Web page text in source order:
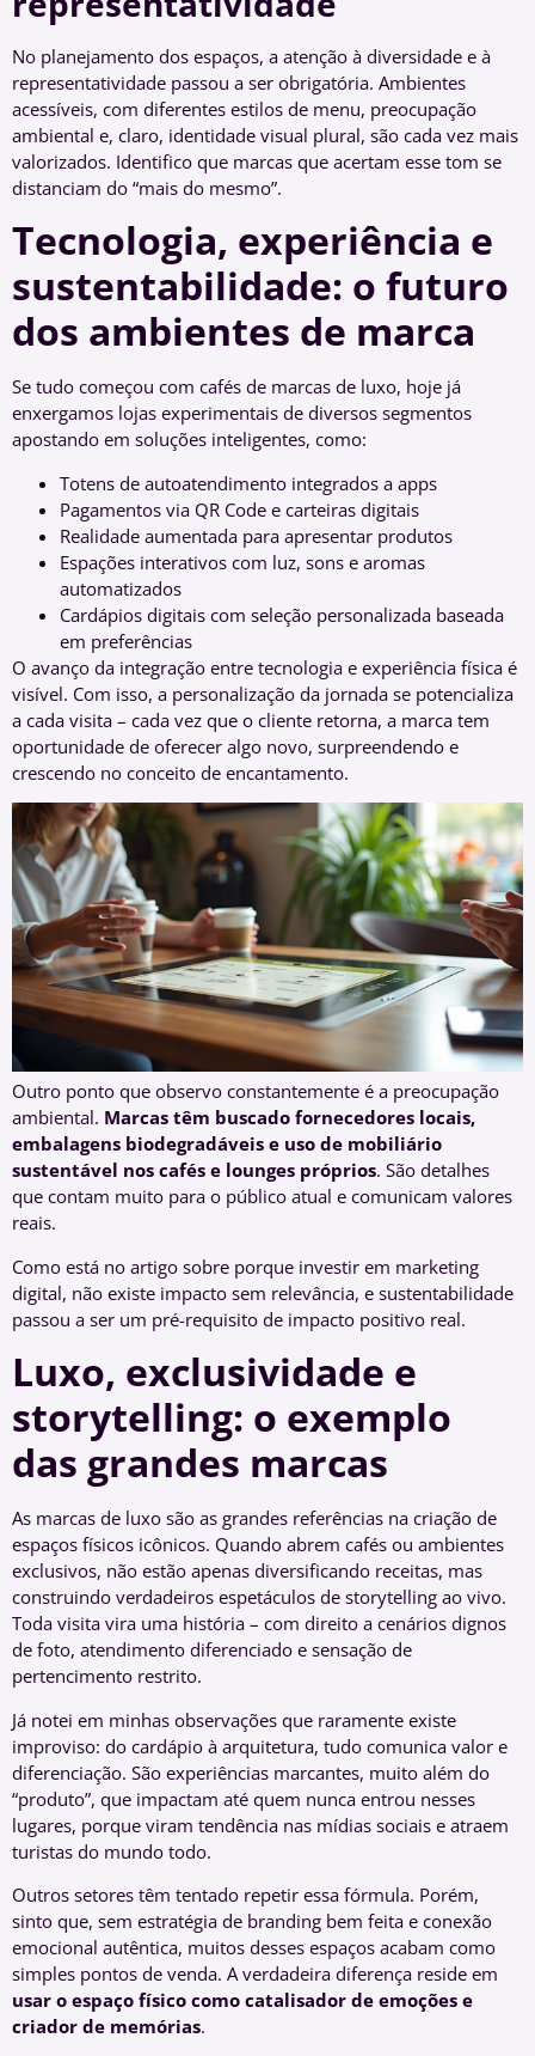
No planejamento dos espaços, a atenção à diversidade e à
representatividade passou a ser obrigatória. Ambientes
acessíveis, com diferentes estilos de menu, preocupação
ambiental e, claro, identidade visual plural, são cada vez mais
valorizados. Identifico que marcas que acertam esse tom se
distanciam do “mais do mesmo”.
Tecnologia, experiência e
sustentabilidade: o futuro
dos ambientes de marca
Se tudo começou com cafés de marcas de luxo, hoje já
enxergamos lojas experimentais de diversos segmentos
apostando em soluções inteligentes, como:
Totens de autoatendimento integrados a apps
Pagamentos via QR Code e carteiras digitais
Realidade aumentada para apresentar produtos
Espações interativos com luz, sons e aromas
automatizados
Cardápios digitais com seleção personalizada baseada
em preferências
O avanço da integração entre tecnologia e experiência física é
visível. Com isso, a personalização da jornada se potencializa
a cada visita – cada vez que o cliente retorna, a marca tem
oportunidade de oferecer algo novo, surpreendendo e
crescendo no conceito de encantamento.
Outro ponto que observo constantemente é a preocupação
ambiental. Marcas têm buscado fornecedores locais,
embalagens biodegradáveis e uso de mobiliário
sustentável nos cafés e lounges próprios. São detalhes
que contam muito para o público atual e comunicam valores
reais.
Como está no artigo sobre porque investir em marketing
digital, não existe impacto sem relevância, e sustentabilidade
passou a ser um pré-requisito de impacto positivo real.
Luxo, exclusividade e
storytelling: o exemplo
das grandes marcas
As marcas de luxo são as grandes referências na criação de
espaços físicos icônicos. Quando abrem cafés ou ambientes
exclusivos, não estão apenas diversificando receitas, mas
construindo verdadeiros espetáculos de storytelling ao vivo.
Toda visita vira uma história – com direito a cenários dignos
de foto, atendimento diferenciado e sensação de
pertencimento restrito.
Já notei em minhas observações que raramente existe
improviso: do cardápio à arquitetura, tudo comunica valor e
diferenciação. São experiências marcantes, muito além do
“produto”, que impactam até quem nunca entrou nesses
lugares, porque viram tendência nas mídias sociais e atraem
turistas do mundo todo.
Outros setores têm tentado repetir essa fórmula. Porém,
sinto que, sem estratégia de branding bem feita e conexão
emocional autêntica, muitos desses espaços acabam como
simples pontos de venda. A verdadeira diferença reside em
usar o espaço físico como catalisador de emoções e
criador de memórias.